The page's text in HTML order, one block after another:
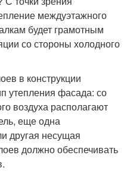
междуэтажного
будет грамотным
со стороны холодного
в конструкции
утепления фасада: со
воздуха располагают
еще одна
другая несущая
должно обеспечивать